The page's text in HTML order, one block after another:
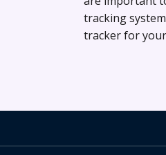
tracking
tracker for